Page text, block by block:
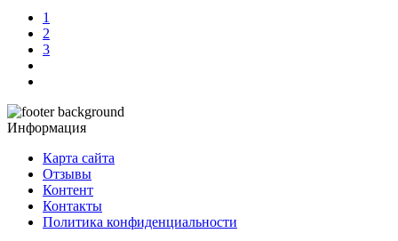
1
2
3
Информация
Карта сайта
Отзывы
Контент
Контакты
Политика конфиденциальности